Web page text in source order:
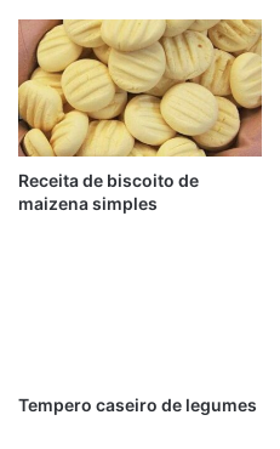
Receita de biscoito de
maizena simples
Tempero caseiro de legumes